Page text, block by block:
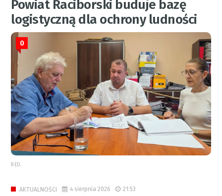
Powiat Raciborski buduje bazę
logistyczną dla ochrony ludności
0
RED.
AKTUALNOŚCI 4 sierpnia 2026 21:53